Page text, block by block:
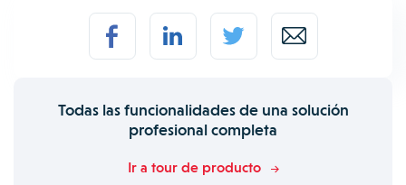
Todas las funcionalidades de una solución
profesional completa
Ir a tour de producto